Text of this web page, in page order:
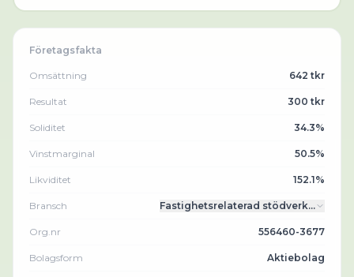
Företagsfakta
Omsättning 642 tkr
Resultat 300 tkr
Soliditet 34.3%
Vinstmarginal 50.5%
Likviditet 152.1%
Bransch Fastighetsrelaterad stödverk…
Org.nr 556460-3677
Bolagsform Aktiebolag